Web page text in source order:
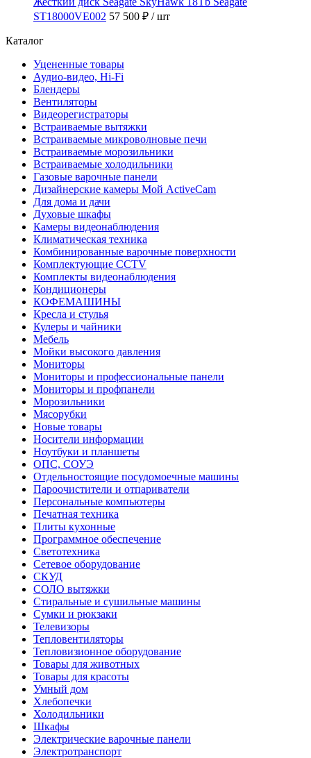
ST18000VE002 57 500 ₽ / шт
Каталог
Уцененные товары
Аудио-видео, Hi-Fi
Блендеры
Вентиляторы
Видеорегистраторы
Встраиваемые вытяжки
Встраиваемые микроволновые печи
Встраиваемые морозильники
Встраиваемые холодильники
Газовые варочные панели
Дизайнерские камеры Мой ActiveCam
Для дома и дачи
Духовые шкафы
Камеры видеонаблюдения
Климатическая техника
Комбинированные варочные поверхности
Комплектующие CCTV
Комплекты видеонаблюдения
Кондиционеры
КОФЕМАШИНЫ
Кресла и стулья
Кулеры и чайники
Мебель
Мойки высокого давления
Мониторы
Мониторы и профессиональные панели
Мониторы и профпанели
Морозильники
Мясорубки
Новые товары
Носители информации
Ноутбуки и планшеты
ОПС, СОУЭ
Отдельностоящие посудомоечные машины
Пароочистители и отпариватели
Персональные компьютеры
Печатная техника
Плиты кухонные
Программное обеспечение
Светотехника
Сетевое оборудование
СКУД
СОЛО вытяжки
Стиральные и сушильные машины
Сумки и рюкзаки
Телевизоры
Тепловентиляторы
Тепловизионное оборудование
Товары для животных
Товары для красоты
Умный дом
Хлебопечки
Холодильники
Шкафы
Электрические варочные панели
Электротранспорт